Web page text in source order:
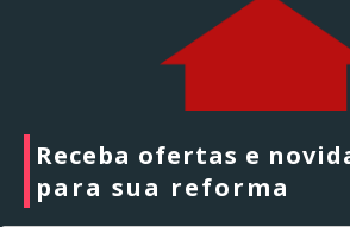
Receba ofertas e
para sua reforma